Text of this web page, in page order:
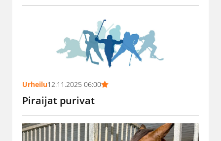
Urheilu12.11.2025 06:00
Piraijat purivat